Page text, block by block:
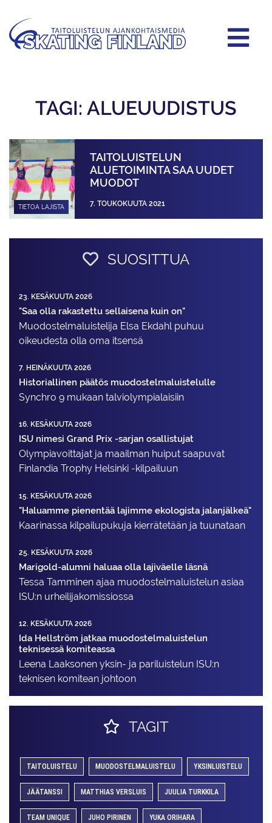
TAGI: ALUEUUDISTUS
TIETOA LAJISTA
TAITOLUISTELUN
ALUETOIMINTA SAA UUDET
MUODOT
7. TOUKOKUUTA 2021
SUOSITTUA
23. KESÄKUUTA 2026
"Saa olla rakastettu sellaisena kuin on"
Muodostelma­luistelija Elsa Ekdahl puhuu
oikeudesta olla oma itsensä
7. HEINÄKUUTA 2026
Historiallinen päätös muodostelmaluistelulle
Synchro 9 mukaan talviolympialaisiin
16. KESÄKUUTA 2026
ISU nimesi Grand Prix -sarjan osallistujat
Olympiavoittajat ja maailman huiput saapuvat
Finlandia Trophy Helsinki -kilpailuun
15. KESÄKUUTA 2026
"Haluamme pienentää lajimme ekologista jalanjälkeä"
Kaarinassa kilpailupukuja kierrätetään ja tuunataan
25. KESÄKUUTA 2026
Marigold-alumni haluaa olla lajiväelle läsnä
Tessa Tamminen ajaa muodostelma­luistelun asiaa
ISU:n urheilija­komissiossa
12. KESÄKUUTA 2026
Ida Hellström jatkaa muodostelmaluistelun
teknisessä komiteassa
Leena Laaksonen yksin- ja pariluistelun ISU:n
teknisen komitean johtoon
TAGIT
TAITOLUISTELU MUODOSTELMALUISTELU YKSINLUISTELU
JÄÄTANSSI MATTHIAS VERSLUIS JUULIA TURKKILA
TEAM UNIQUE JUHO PIRINEN YUKA ORIHARA